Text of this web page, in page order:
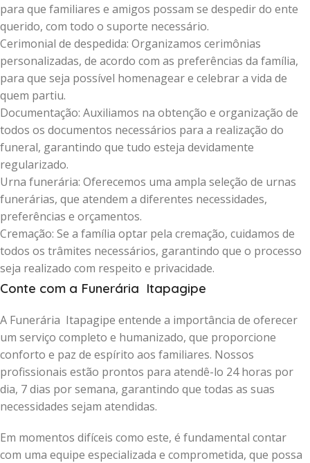
para que familiares e amigos possam se despedir do ente
querido, com todo o suporte necessário.
Cerimonial de despedida: Organizamos cerimônias
personalizadas, de acordo com as preferências da família,
para que seja possível homenagear e celebrar a vida de
quem partiu.
Documentação: Auxiliamos na obtenção e organização de
todos os documentos necessários para a realização do
funeral, garantindo que tudo esteja devidamente
regularizado.
Urna funerária: Oferecemos uma ampla seleção de urnas
funerárias, que atendem a diferentes necessidades,
preferências e orçamentos.
Cremação: Se a família optar pela cremação, cuidamos de
todos os trâmites necessários, garantindo que o processo
seja realizado com respeito e privacidade.
Conte com a Funerária Itapagipe
A Funerária Itapagipe entende a importância de oferecer
um serviço completo e humanizado, que proporcione
conforto e paz de espírito aos familiares. Nossos
profissionais estão prontos para atendê-lo 24 horas por
dia, 7 dias por semana, garantindo que todas as suas
necessidades sejam atendidas.
Em momentos difíceis como este, é fundamental contar
com uma equipe especializada e comprometida, que possa